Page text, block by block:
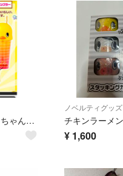
キラキラひよこちゃんタンブラー
ノベルティグッズ
¥ 1,600